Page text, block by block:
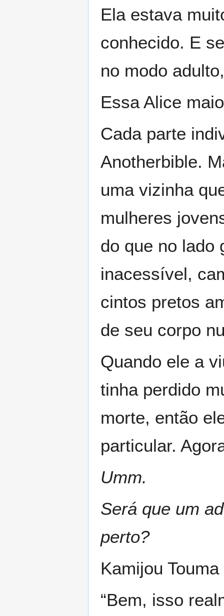
Ela estava
conhecido. E
no modo
Essa Alice
Cada parte
Anotherbible.
uma vizinha
mulheres
do que no lado
inacessível,
cintos pretos
de seu corpo
Quando ele a
tinha perdido
morte, então
particular.
Umm.
Será que um
perto?
Kamijou
“Bem, isso